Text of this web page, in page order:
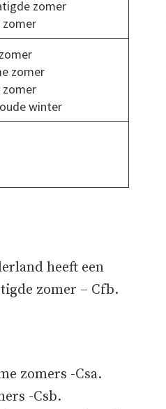
zomer
zomer
zomer
zomer
winter
heeft een
zomer – Cfb.
zomers -Csa.
-Csb.